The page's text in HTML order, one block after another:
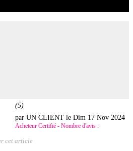
(5)
par UN CLIENT leDim 17 Nov 2024
Acheteur Certifié - Nombre d'avis :
cet article